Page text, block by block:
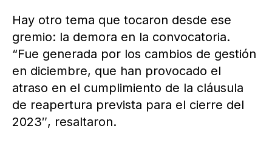
Hay otro tema que tocaron desde ese
gremio: la demora en la convocatoria.
“Fue generada por los cambios de gestión
en diciembre, que han provocado el
atraso en el cumplimiento de la cláusula
de reapertura prevista para el cierre del
2023″, resaltaron.